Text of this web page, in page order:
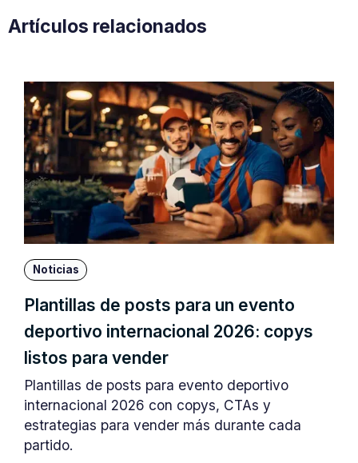
Artículos relacionados
Noticias
Plantillas de posts para un evento
deportivo internacional 2026: copys
listos para vender
Plantillas de posts para evento deportivo
internacional 2026 con copys, CTAs y
estrategias para vender más durante cada
partido.